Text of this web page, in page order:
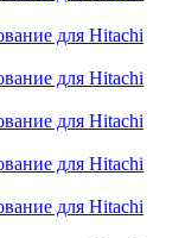
для Hitachi
для Hitachi
для Hitachi
для Hitachi
для Hitachi